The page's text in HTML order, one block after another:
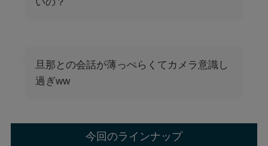
旦那との会話が薄っぺらくてカメラ意識し
過ぎww
今回のラインナップ